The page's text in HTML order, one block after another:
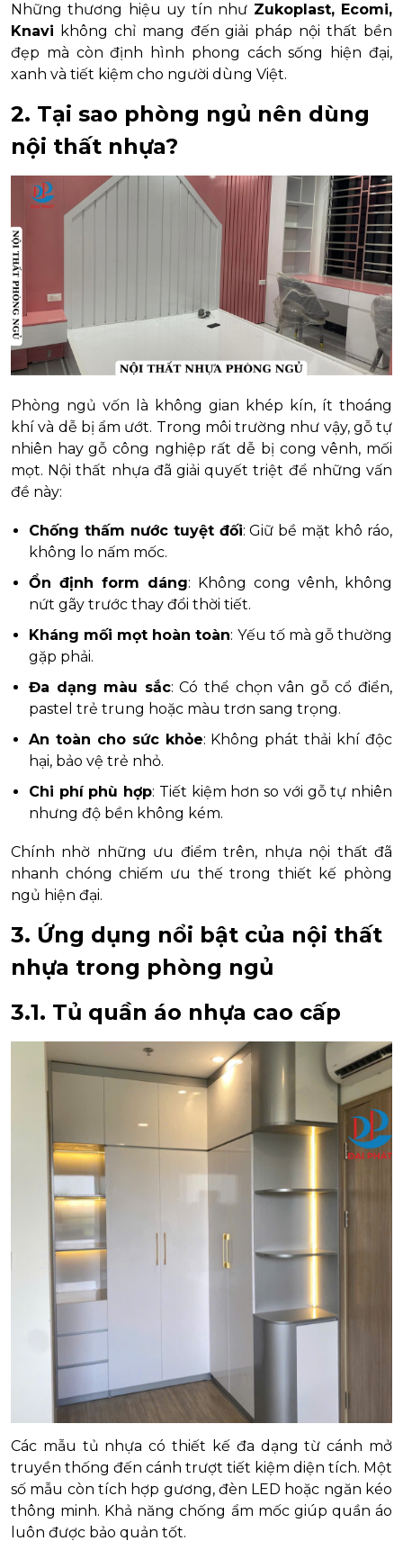
Những thương hiệu uy tín như Zukoplast, Ecomi,
Knavi không chỉ mang đến giải pháp nội thất bền
đẹp mà còn định hình phong cách sống hiện đại,
xanh và tiết kiệm cho người dùng Việt.
2. Tại sao phòng ngủ nên dùng
nội thất nhựa?
Phòng ngủ vốn là không gian khép kín, ít thoáng
khí và dễ bị ẩm ướt. Trong môi trường như vậy, gỗ tự
nhiên hay gỗ công nghiệp rất dễ bị cong vênh, mối
mọt. Nội thất nhựa đã giải quyết triệt để những vấn
đề này:
Chống thấm nước tuyệt đối: Giữ bề mặt khô ráo,
không lo nấm mốc.
Ổn định form dáng: Không cong vênh, không
nứt gãy trước thay đổi thời tiết.
Kháng mối mọt hoàn toàn: Yếu tố mà gỗ thường
gặp phải.
Đa dạng màu sắc: Có thể chọn vân gỗ cổ điển,
pastel trẻ trung hoặc màu trơn sang trọng.
An toàn cho sức khỏe: Không phát thải khí độc
hại, bảo vệ trẻ nhỏ.
Chi phí phù hợp: Tiết kiệm hơn so với gỗ tự nhiên
nhưng độ bền không kém.
Chính nhờ những ưu điểm trên, nhựa nội thất đã
nhanh chóng chiếm ưu thế trong thiết kế phòng
ngủ hiện đại.
3. Ứng dụng nổi bật của nội thất
nhựa trong phòng ngủ
3.1. Tủ quần áo nhựa cao cấp
Các mẫu tủ nhựa có thiết kế đa dạng từ cánh mở
truyền thống đến cánh trượt tiết kiệm diện tích. Một
số mẫu còn tích hợp gương, đèn LED hoặc ngăn kéo
thông minh. Khả năng chống ẩm mốc giúp quần áo
luôn được bảo quản tốt.